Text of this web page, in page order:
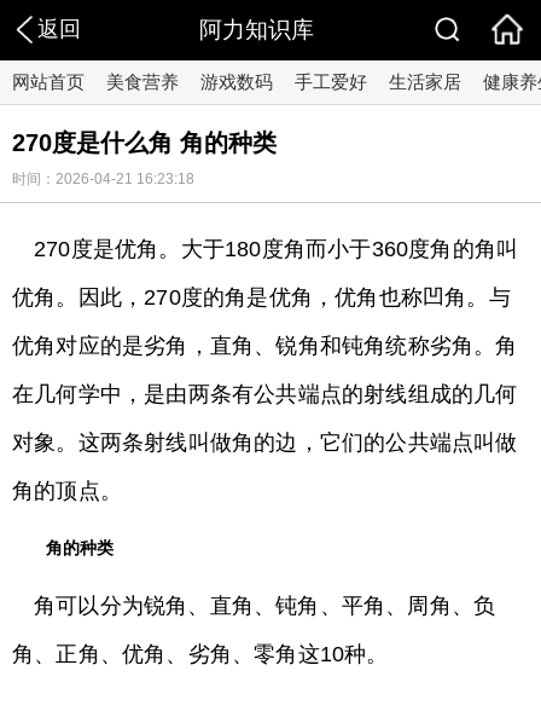
返回 阿力知识库
网站首页 美食营养 游戏数码 手工爱好 生活家居 健康养
270度是什么角 角的种类
时间：2026-04-21 16:23:18
270度是优角。大于180度角而小于360度角的角叫
优角。因此，270度的角是优角，优角也称凹角。与
优角对应的是劣角，直角、锐角和钝角统称劣角。角
在几何学中，是由两条有公共端点的射线组成的几何
对象。这两条射线叫做角的边，它们的公共端点叫做
角的顶点。
角的种类
角可以分为锐角、直角、钝角、平角、周角、负
角、正角、优角、劣角、零角这10种。